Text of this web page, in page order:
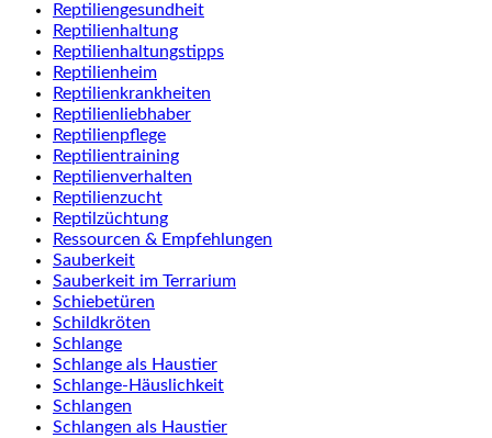
Reptiliengesundheit
Reptilienhaltung
Reptilienhaltungstipps
Reptilienheim
Reptilienkrankheiten
Reptilienliebhaber
Reptilienpflege
Reptilientraining
Reptilienverhalten
Reptilienzucht
Reptilzüchtung
Ressourcen & Empfehlungen
Sauberkeit
Sauberkeit im Terrarium
Schiebetüren
Schildkröten
Schlange
Schlange als Haustier
Schlange-Häuslichkeit
Schlangen
Schlangen als Haustier